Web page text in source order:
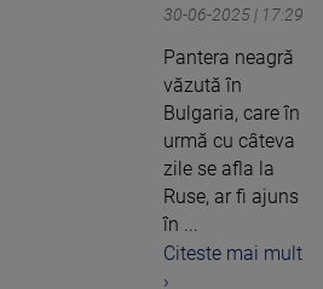
30-06-2025 | 17:29
Pantera neagră
văzută în
Bulgaria, care în
urmă cu câteva
zile se afla la
Ruse, ar fi ajuns
în ...
Citeste mai mult
›